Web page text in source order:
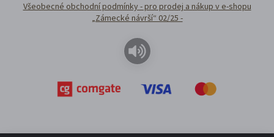
Všeobecné obchodní podmínky - pro prodej a nákup v e-shopu
„Zámecké návrší“ 02/25 -